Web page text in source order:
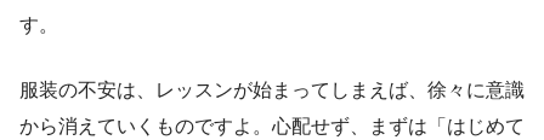
す。
服装の不安は、レッスンが始まってしまえば、徐々に意識
から消えていくものですよ。心配せず、まずは「はじめて